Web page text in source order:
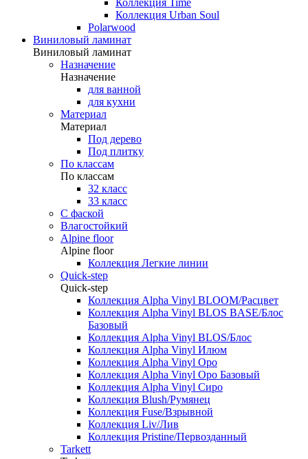
Коллекция Time
Коллекция Urban Soul
Polarwood
Виниловый ламинат
Виниловый ламинат
Назначение
Назначение
для ванной
для кухни
Материал
Материал
Под дерево
Под плитку
По классам
По классам
32 класс
33 класс
С фаской
Влагостойкий
Alpine floor
Alpine floor
Коллекция Легкие линии
Quick-step
Quick-step
Коллекция Alpha Vinyl BLOOM/Расцвет
Коллекция Alpha Vinyl BLOS BASE/Блос
Базовый
Коллекция Alpha Vinyl BLOS/Блос
Коллекция Alpha Vinyl Илюм
Коллекция Alpha Vinyl Оро
Коллекция Alpha Vinyl Оро Базовый
Коллекция Alpha Vinyl Сиро
Коллекция Blush/Румянец
Коллекция Fuse/Взрывной
Коллекция Liv/Лив
Коллекция Pristine/Первозданный
Tarkett